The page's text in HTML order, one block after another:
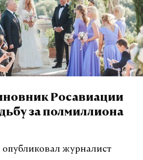
Росавиации
за полмиллиона
опубликовал журналист